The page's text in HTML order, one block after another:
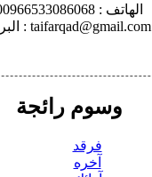
الهاتف : 00966533086068
البريد : taifarqad@gmail.com
وسوم رائجة
فرقد
آخره